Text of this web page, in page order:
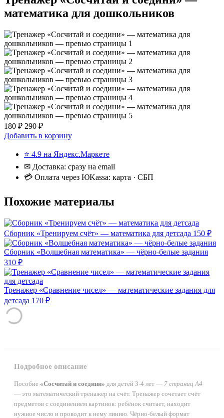
математика для дошкольников
180 ₽ 290 ₽
Добавить в корзину
⭐ 4.9 на Яндекс.Маркете
✉ Доставка: сразу на email
💳 Оплата через ЮKassa: карта · СБП
Похожие материалы
Сборник «Тренируем счёт» — математика для детсада 150 ₽
Сборник «Волшебная математика» — чёрно-белые задания
310 ₽
Тренажер «Сравнение чисел» — математические задания для
детсада 170 ₽
Подробное описание
Пособие «Сосчитай и соедини» для детей 3-4 лет — 7 страниц А4
— это математический тренажер на счёт. Тренажер сочетает счёт
предметов с соединением картинок: ребёнок считает, находит
нужное число и проводит к нему линию. Чёрно-белый формат